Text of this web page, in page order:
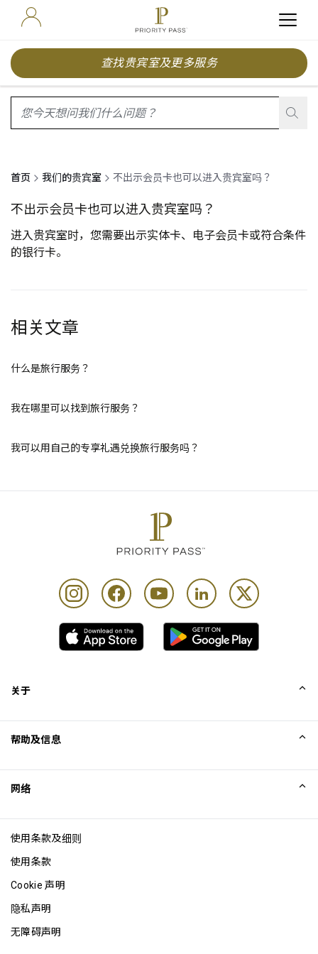
查找贵宾室及更多服务
首页 我们的贵宾室 不出示会员卡也可以进入贵宾室吗？
不出示会员卡也可以进入贵宾室吗？
进入贵宾室时，您需要出示实体卡、电子会员卡或符合条件
的银行卡。
相关文章
什么是旅行服务？
我在哪里可以找到旅行服务？
我可以用自己的专享礼遇兑换旅行服务吗？
关于
Excellence Awards
博客
帮助及信息
网络
使用条款及细则
使用条款
Cookie 声明
隐私声明
无障碍声明